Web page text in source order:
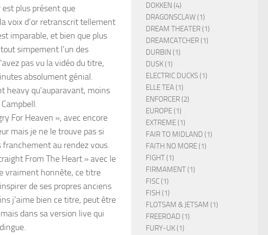
est plus présent que
voix d’or retranscrit tellement
imparable, et bien que plus
simpement l’un des
pas vu la vidéo du titre,
absolument génial.
heavy qu’auparavant, moins
For Heaven », avec encore
mais je ne le trouve pas si
franchement au rendez vous.
From The Heart » avec le
vraiment honnête, ce titre
de ses propres anciens
j’aime bien ce titre, peut être
dans sa version live qui
DOKKEN (4)
DRAGONSCLAW (1)
DREAM THEATER (1)
DREAMCATCHER (1)
DURBIN (1)
DUSK (1)
ELECTRIC DUCKS (1)
ELLE TEA (1)
ENFORCER (2)
EUROPE (1)
EXTREME (1)
FAIR TO MIDLAND (1)
FAITH NO MORE (1)
FIGHT (1)
FIRMAMENT (1)
FISC (1)
FISH (1)
FLOTSAM & JETSAM (1)
FREEROAD (1)
FURY-UK (1)